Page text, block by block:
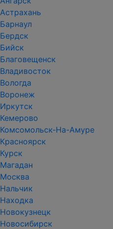
Астрахань
Барнаул
Бердск
Бийск
Благовещенск
Владивосток
Вологда
Воронеж
Иркутск
Кемерово
Комсомольск-На-Амуре
Красноярск
Курск
Магадан
Москва
Нальчик
Находка
Новокузнецк
Новосибирск